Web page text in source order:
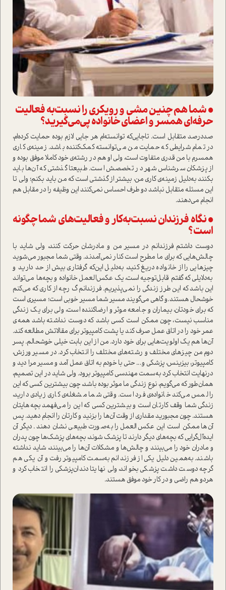
• شما هم چنین مشی و رویکری را نسبت‌به فعالیت
حرفه‌ای همسر و اعضای خانواده پی‌می‌گیرید؟
صد‌درصد متقابل ا‌ست. تا‌جایی‌که توانسته‌ام هر جایی لازم بوده حمایت کرده‌ام،
در تمام شرایطی که حمایت من می‌توانسته کمک‌کننده باشد. زمینه‌ی کاری
همسرم با من قدری متفاوت ا‌ست، ولی او هم در رشته‌ی خود کاملا موفق بوده و
از پزشکان سرشناس شهر در تخصصش ا‌ست. طبیعتا گذشتی که آن‌ها باید
بکنند به‌دلیل زمینه‌ی کاری من‌، بیشتر از گذشتی ا‌ست که من باید بکنم؛ ولی تا
این مسئله متقابل نباشد دو طرف احساس نمی‌کنند این وظیفه را در مقابل هم
انجام می‌دهند.
• نگاه فرزندان نسبت‌به‌کار و فعالیت‌های شما چگونه
ا‌ست؟
دوست داشتم فرزندانم در مسیر من و مادرشان حرکت کنند، ولی شاید با
چالش‌هایی که برای ما مطرح ا‌ست کنار نمی‌آمدند. وقتی شما مجبور می‌شوید
چیزهایی را از خانواده دریغ کنید، به‌دلیل این‌که گرفتاری بیش از حد دارید و
به‌دلایلی که گفتم قابل‌توجیه ا‌ست، یک عکس‌العمل خانواده و بچه‌ها می‌تواند
این باشد که این طرز زندگی را نمی‌پذیریم. فرزندانم گ رچه از کاری که می‌کنم
خوشحال هستند‌.و گاهی می‌گویند مسیر شما مسیر خوبی ا‌ست؛ مسیری ا‌ست
که برای خودتان، بیماران و جامعه موثر و ارضا‌کننده ا‌ست، ولی برای یک زندگی
مناسب نیست، چون ممکن ا‌ست کسی باشد که دوست نداشته باشد همه‌ی
عمر خود را در اتاق عمل صرف کند یا پشت کامپیوتر برای مقالاتش مطالعه کند.
آن‌ها هم یک اولویت‌هایی برای خود دارد. من از این بابت خیلی خوشحالم. پسر
دوم من چیزهای مختلف و رشته‌های مختلف را انتخاب کرد. در مسیر ورزش،
کامپیوتر، بیزینس، پزشکی و... حتی با خودم به اتاق عمل آمد و مسیر مرا دید و
در‌نهایت انتخاب کرد به‌سمت مهندسی کامپیوتر برود. ولی شاید در این تصمیم،
همان‌طور که می‌گویم، نوع زندگی ما موثر بوده باشد، چون بیشترین کسی که این
را لمس می‌کند خانواده‌ی فرد ا‌ست. وقتی شما مشغله‌ی کاری زیادی دارید،
زندگی شما وقف کارتان ا‌ست و بیشترین کسی که این را می‌فهمد بچه‌هایتان
هستند‌. چون مجبورید مقداری از وقت آن‌ها را بزنید و کارتان را انجام دهید. پس
آن‌ها ممکن ا‌ست این عکس‌العمل را به‌صورت طبیعی نشان دهند. دیگر آن
ایده‌آل‌گرایی که بچه‌های دیگر دارند تا پزشک شوند، بچه‌های پزشک‌ها چون پدران
و مادران خود را می‌بینند و چالش‌ها و مشکلات آن‌ها را می‌بینند، شاید نداشته
باشند. به‌همین دلیل یکی از فرزندانم به‌سمت کامپیوتر رفت و آن یکی هم
گرچه دوست داشت پزشکی بخواند، ولی نهایتا دندان‌پزشکی را انتخاب کرد و
هر‌دو هم راضی و در کار خود موفق هستند‌.